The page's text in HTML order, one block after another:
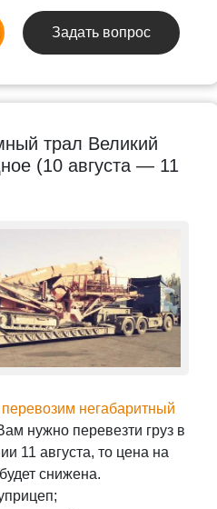
Задать вопрос
трал Великий
(10 августа — 11
негабаритный
нужно перевезти груз в
11 августа, то цена на
снижена.